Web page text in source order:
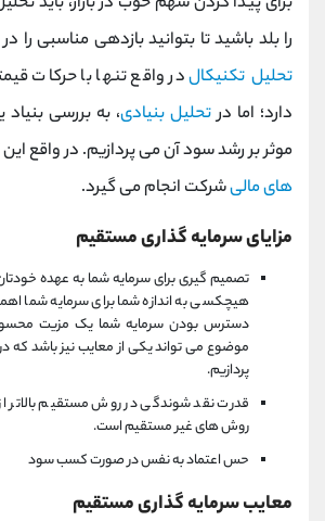
را بلد باشید تا بتوانید بازدهی مناسبی را
تحلیل تکنیکالدر واقع تنها با حرکات
دارد؛ اما درتحلیل بنیادی، به بررسی
موثر بر رشد سود آن می پردازیم. در واقع این
های مالیشرکت انجام می گیرد.
مزایای سرمایه گذاری مستقیم
تصمیم گیری برای سرمایه شما به عهده
هیچکسی به اندازه شما برای سرمایه شما
دسترس بودن سرمایه شما یک مزیت
موضوع می تواند یکی از معایب نیز باشد که
پردازیم.
قدرت نقد شوندگی در روش مستقیم بالاتر
روش های غیر مستقیم است.
حس اعتماد به نفس در صورت کسب سود
معایب سرمایه گذاری مستقیم